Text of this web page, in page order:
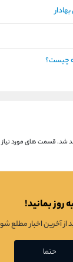
چیست؟
شد.قسمت های مورد
به روز بمانید!
از آخرین اخبار مطلع
حتما